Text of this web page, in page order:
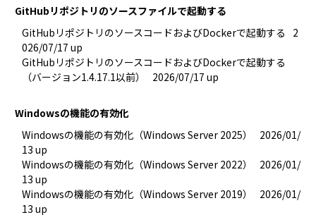
GitHubリポジトリのソースファイルで起動する
GitHubリポジトリのソースコードおよびDockerで起動する
2
026/07/17 up
GitHubリポジトリのソースコードおよびDockerで起動する
（バージョン1.4.17.1以前）
2026/07/17 up
Windowsの機能の有効化
Windowsの機能の有効化（Windows Server 2025）
2026/01/
13 up
Windowsの機能の有効化（Windows Server 2022）
2026/01/
13 up
Windowsの機能の有効化（Windows Server 2019）
2026/01/
13 up